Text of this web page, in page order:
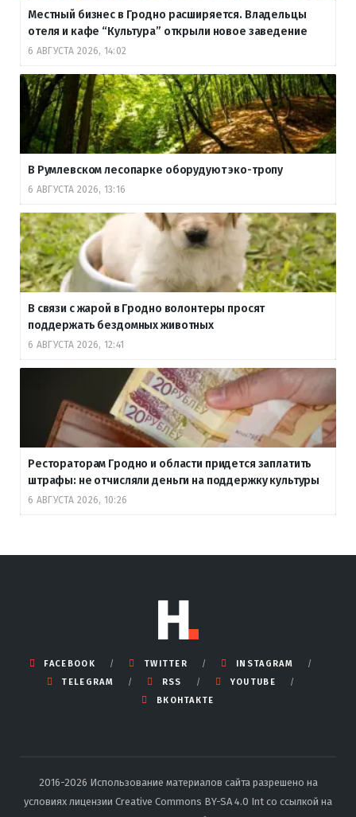
Местный бизнес в Гродно расширяется. Владельцы
отеля и кафе “Культура” открыли новое заведение
6 АВГУСТА 2026, 14:02
В Румлевском лесопарке оборудуют эко-тропу
6 АВГУСТА 2026, 13:16
В связи с жарой в Гродно волонтеры просят
поддержать бездомных животных
6 АВГУСТА 2026, 12:41
Рестораторам Гродно и области придется заплатить
штрафы: не отчисляли деньги на поддержку культуры
6 АВГУСТА 2026, 10:26
FACEBOOK TWITTER
INSTAGRAM
TELEGRAM
RSS
YOUTUBE
ВКОНТАКТЕ
2016-2026 Использование материалов сайта разрешено на
условиях лицензии Creative Commons BY-SA 4.0 Int со ссылкой на